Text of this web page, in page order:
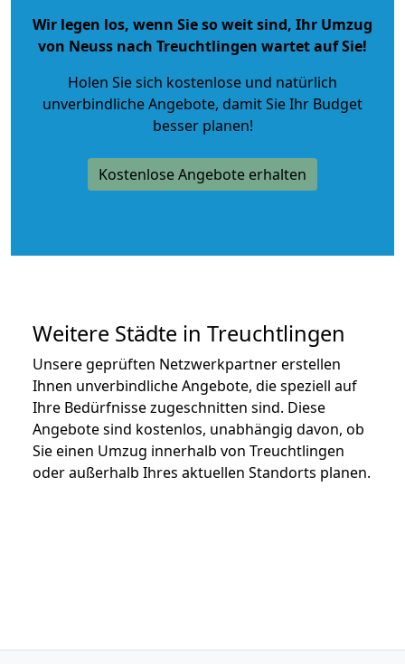
Wir legen los, wenn Sie so weit sind, Ihr Umzug
von Neuss nach Treuchtlingen wartet auf Sie!
Holen Sie sich kostenlose und natürlich
unverbindliche Angebote, damit Sie Ihr Budget
besser planen!
Kostenlose Angebote erhalten
Weitere Städte in Treuchtlingen
Unsere geprüften Netzwerkpartner erstellen
Ihnen unverbindliche Angebote, die speziell auf
Ihre Bedürfnisse zugeschnitten sind. Diese
Angebote sind kostenlos, unabhängig davon, ob
Sie einen Umzug innerhalb von Treuchtlingen
oder außerhalb Ihres aktuellen Standorts planen.